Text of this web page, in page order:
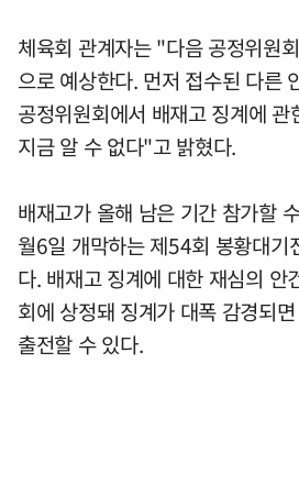
체육회 관계자는 "다음 공정위원
으로 예상한다. 먼저 접수된 다른
공정위원회에서 배재고 징계에
지금 알 수 없다"고 밝혔다.
배재고가 올해 남은 기간 참가할
월6일 개막하는 제54회 봉황대기
다. 배재고 징계에 대한 재심의 안
회에 상정돼 징계가 대폭 감경되
출전할 수 있다.